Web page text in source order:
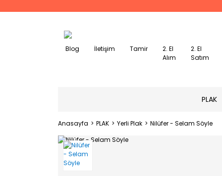
Blog İletişim Tamir
2. El
Alım
2. El
Satım
PLAK
Anasayfa PLAK Yerli Plak Nilüfer - Selam Söyle